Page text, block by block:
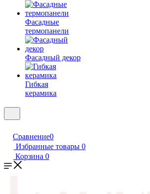
Фасадные
термопанели
Фасадный декор
Гибкая
керамика
Сравнение0
Избранные товары 0
Корзина 0